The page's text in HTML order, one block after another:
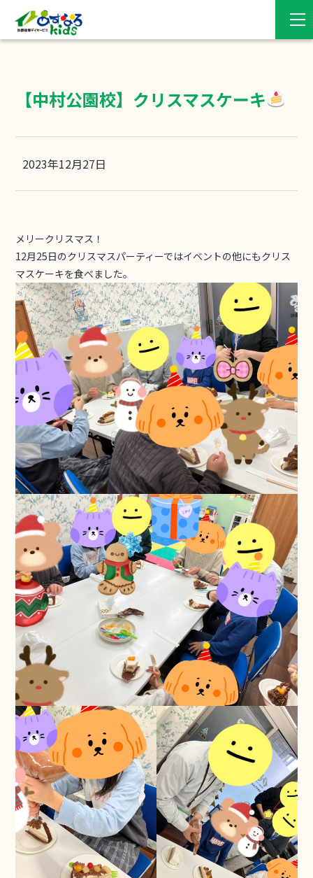
【中村公園校】クリスマスケーキ
2023年12月27日
メリークリスマス！
12月25日のクリスマスパーティーではイベントの他にもクリス
マスケーキを食べました。